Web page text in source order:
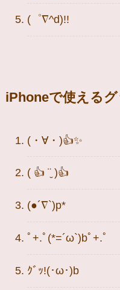
(゜∇^d)!!
iPhoneで使える
(・∀・)👍✨
( 👍 ¨̮ )👍
(●´∇`)p*
ﾟ+.ﾟ(*=´ω`)bﾟ+.ﾟ
ｸﾞｯ!(･ω･)b